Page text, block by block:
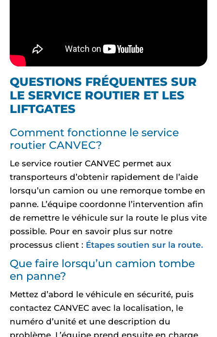
QUESTIONS FRÉQUENTES SUR
LE SERVICE ROUTIER ET LES
LIFTGATES
Comment fonctionne le service
routier CANVEC?
Le service routier CANVEC permet aux
transporteurs d’obtenir rapidement de l’aide
lorsqu’un camion ou une remorque tombe en
panne. L’équipe coordonne l’intervention afin
de remettre le véhicule sur la route le plus vite
possible. Pour en savoir plus sur notre
processus client : Étapes soutien sur la route.
Que faire lorsqu’un camion tombe
en panne?
Mettez d’abord le véhicule en sécurité, puis
contactez CANVEC avec la localisation, le
numéro d’unité et une description du